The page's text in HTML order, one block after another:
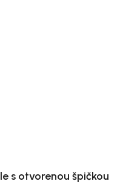
s otvorenou špičkou